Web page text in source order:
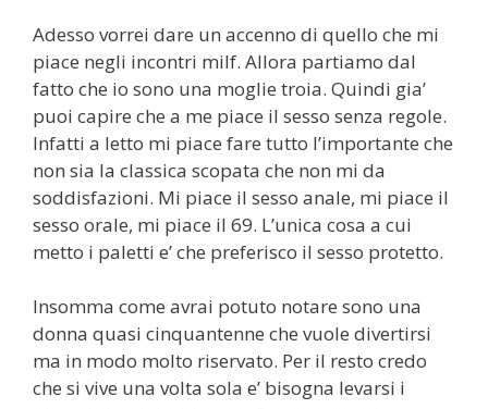
Adesso vorrei dare un accenno di quello che mi
piace negli incontri milf. Allora partiamo dal
fatto che io sono una moglie troia. Quindi gia’
puoi capire che a me piace il sesso senza regole.
Infatti a letto mi piace fare tutto l’importante che
non sia la classica scopata che non mi da
soddisfazioni. Mi piace il sesso anale, mi piace il
sesso orale, mi piace il 69. L’unica cosa a cui
metto i paletti e’ che preferisco il sesso protetto.
Insomma come avrai potuto notare sono una
donna quasi cinquantenne che vuole divertirsi
ma in modo molto riservato. Per il resto credo
che si vive una volta sola e’ bisogna levarsi i